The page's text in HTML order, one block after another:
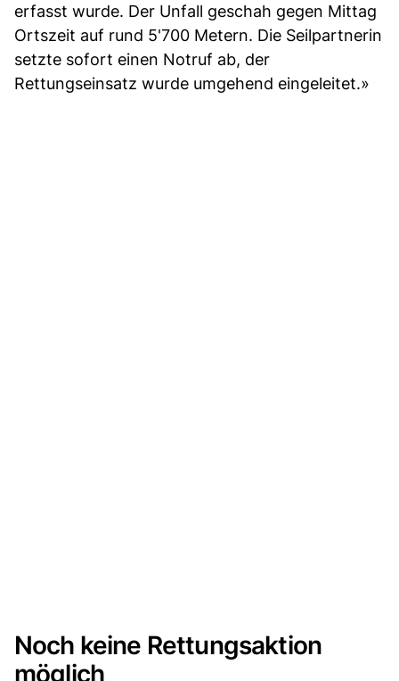
erfasst wurde. Der Unfall geschah gegen Mittag
Ortszeit auf rund 5'700 Metern. Die Seilpartnerin
setzte sofort einen Notruf ab, der
Rettungseinsatz wurde umgehend eingeleitet.»
Noch keine Rettungsaktion
möglich